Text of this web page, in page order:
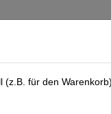
für den